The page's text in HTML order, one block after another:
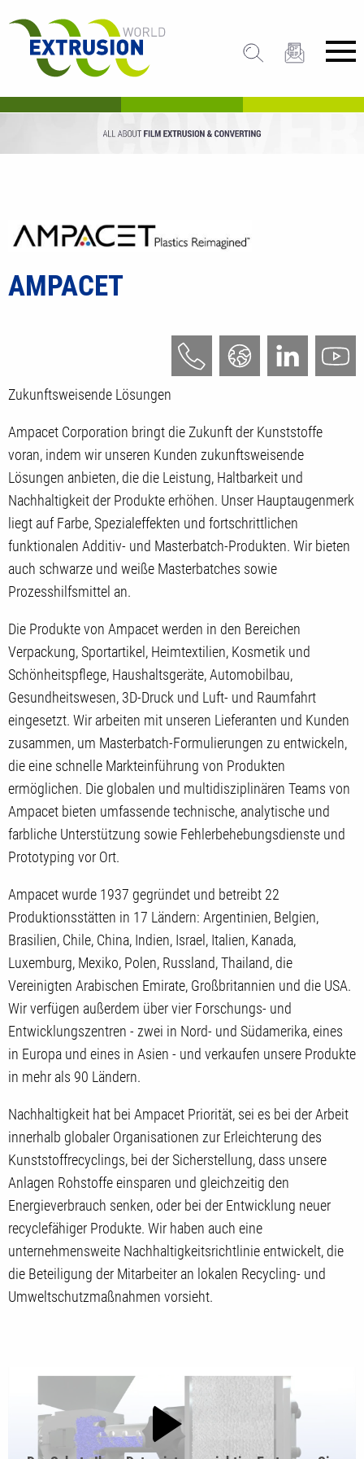
AMPACET
Zukunftsweisende Lösungen
Ampacet Corporation bringt die Zukunft der Kunststoffe
voran, indem wir unseren Kunden zukunftsweisende
Lösungen anbieten, die die Leistung, Haltbarkeit und
Nachhaltigkeit der Produkte erhöhen. Unser Hauptaugenmerk
liegt auf Farbe, Spezialeffekten und fortschrittlichen
funktionalen Additiv- und Masterbatch-Produkten. Wir bieten
auch schwarze und weiße Masterbatches sowie
Prozesshilfsmittel an.
Die Produkte von Ampacet werden in den Bereichen
Verpackung, Sportartikel, Heimtextilien, Kosmetik und
Schönheitspflege, Haushaltsgeräte, Automobilbau,
Gesundheitswesen, 3D-Druck und Luft- und Raumfahrt
eingesetzt. Wir arbeiten mit unseren Lieferanten und Kunden
zusammen, um Masterbatch-Formulierungen zu entwickeln,
die eine schnelle Markteinführung von Produkten
ermöglichen. Die globalen und multidisziplinären Teams von
Ampacet bieten umfassende technische, analytische und
farbliche Unterstützung sowie Fehlerbehebungsdienste und
Prototyping vor Ort.
Ampacet wurde 1937 gegründet und betreibt 22
Produktionsstätten in 17 Ländern: Argentinien, Belgien,
Brasilien, Chile, China, Indien, Israel, Italien, Kanada,
Luxemburg, Mexiko, Polen, Russland, Thailand, die
Vereinigten Arabischen Emirate, Großbritannien und die USA.
Wir verfügen außerdem über vier Forschungs- und
Entwicklungszentren - zwei in Nord- und Südamerika, eines
in Europa und eines in Asien - und verkaufen unsere Produkte
in mehr als 90 Ländern.
Nachhaltigkeit hat bei Ampacet Priorität, sei es bei der Arbeit
innerhalb globaler Organisationen zur Erleichterung des
Kunststoffrecyclings, bei der Sicherstellung, dass unsere
Anlagen Rohstoffe einsparen und gleichzeitig den
Energieverbrauch senken, oder bei der Entwicklung neuer
recyclefähiger Produkte. Wir haben auch eine
unternehmensweite Nachhaltigkeitsrichtlinie entwickelt, die
die Beteiligung der Mitarbeiter an lokalen Recycling- und
Umweltschutzmaßnahmen vorsieht.